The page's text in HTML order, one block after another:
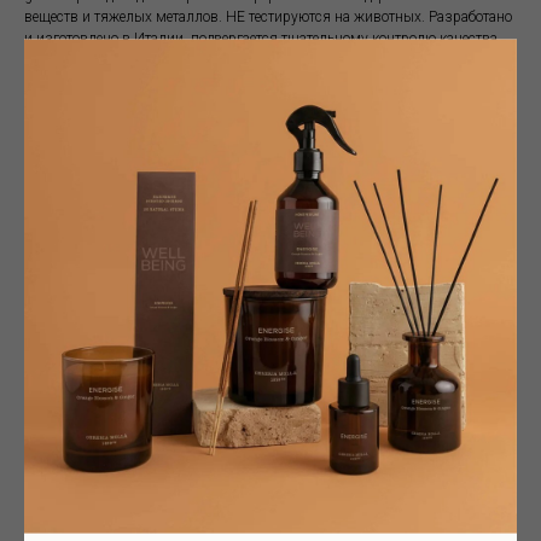
веществ и тяжелых металлов. НЕ тестируются на животных. Разработано
и изготовлено в Италии, подвергается тщательному контролю качества,
В СТИРАЛЬНОЙ МАШИНЕ: налейте 10/20 мл продукта в поддон
стиральной машины, предназначенный для последнего полоскания, в
зависимости от интенсивности аромата, который вы хотите получить.
Мы рекомендуем 15-20 мл продукта на каждые 5-7 кг белья.
В СУШИЛКЕ: Налейте несколько капель на салфетку или кусок ткани и
поместите ее в сушилку.
ВРУЧНУЮ: добавьте 10/20 мл продукта на каждые 5 литров воды при
последнем полоскании в защитных перчатках
ДЕО-СПРЕЙ ДЛЯ ДОМА И ТКАНИ С ДЕЗЕНФИЦИРУЮЩИМИ
СВОЙСТВАМИ
Ультраконцентрированный рум-спрей с дезинфицирующим действием.
Изготовлен из натуральных эссенций высочайшего качества, которые
делают его стойким на более длительное время. Подходит для